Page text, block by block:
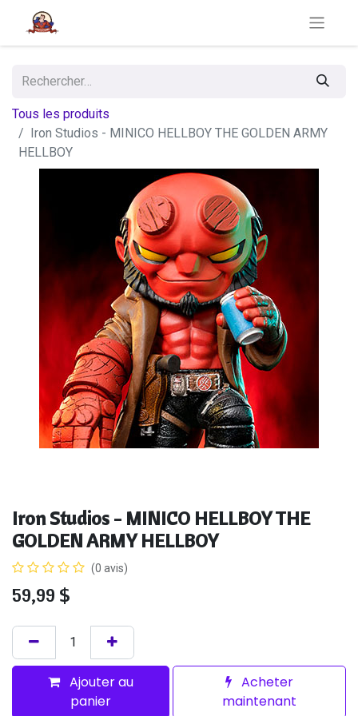
Tous les produits
Iron Studios - MINICO HELLBOY THE GOLDEN ARMY
HELLBOY
Iron Studios - MINICO HELLBOY THE
GOLDEN ARMY HELLBOY
(0 avis)
59,99 $
Ajouter au
panier
Acheter
maintenant